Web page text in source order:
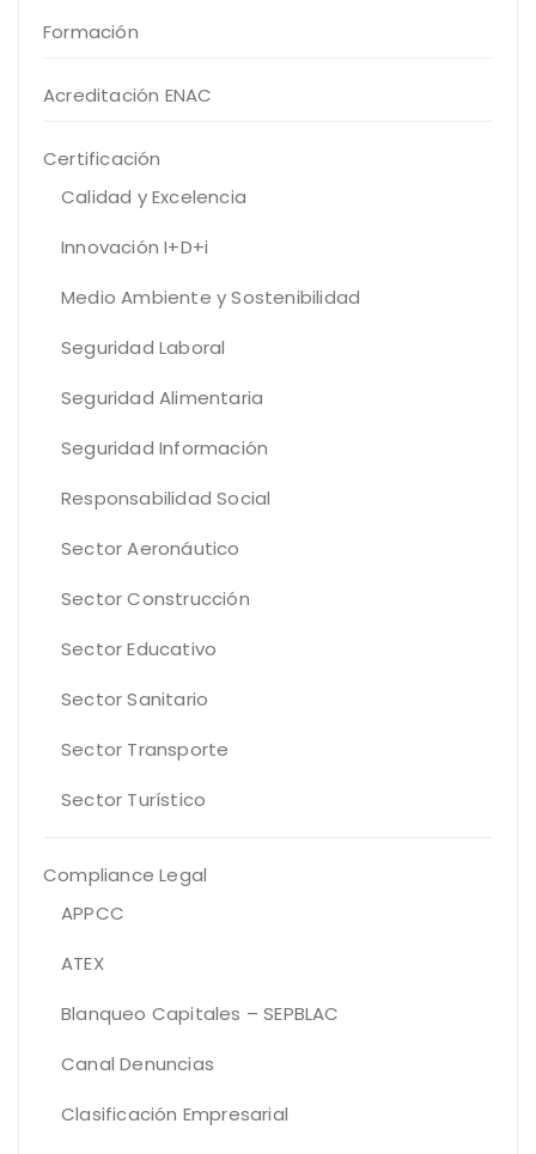
Formación
Acreditación ENAC
Certificación
Calidad y Excelencia
Innovación I+D+i
Medio Ambiente y Sostenibilidad
Seguridad Laboral
Seguridad Alimentaria
Seguridad Información
Responsabilidad Social
Sector Aeronáutico
Sector Construcción
Sector Educativo
Sector Sanitario
Sector Transporte
Sector Turístico
Compliance Legal
APPCC
ATEX
Blanqueo Capitales – SEPBLAC
Canal Denuncias
Clasificación Empresarial